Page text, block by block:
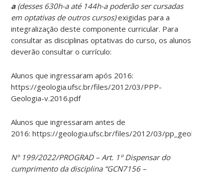
a (desses 630h-a até 144h-a poderão ser cursadas
em optativas de outros cursos)exigidas para a
integralização deste componente curricular. Para
consultar as disciplinas optativas do curso, os alunos
deverão consultar o currículo:
Alunos que ingressaram após 2016:
https://geologia.ufsc.br/files/2012/03/PPP-
Geologia-v.2016.pdf
Alunos que ingressaram antes de
2016: https://geologia.ufsc.br/files/2012/03/
Nº 199/2022/PROGRAD – Art. 1º Dispensar do
cumprimento da disciplina “GCN7156 –